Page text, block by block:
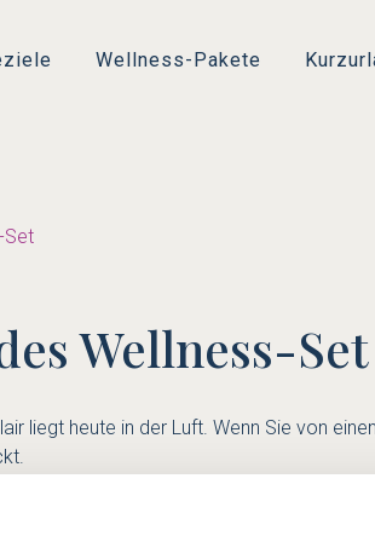
Wellness-Pakete
Set
Wellness-Set
liegt heute in der Luft. Wenn Sie von